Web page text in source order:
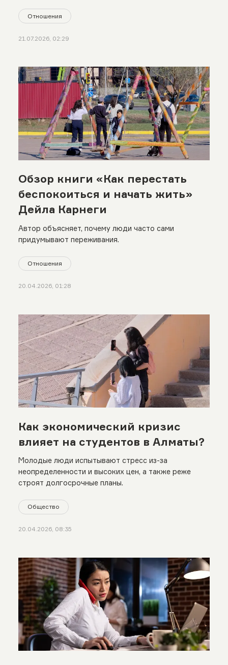
Отношения
21.07.2026, 02:29
Обзор книги «Как перестать
беспокоиться и начать жить»
Дейла Карнеги
Автор объясняет, почему люди часто сами
придумывают переживания.
Отношения
20.04.2026, 01:28
Как экономический кризис
влияет на студентов в Алматы?
Молодые люди испытывают стресс из-за
неопределенности и высоких цен, а также реже
строят долгосрочные планы.
Общество
20.04.2026, 08:35